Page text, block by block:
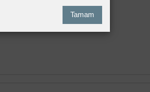
Tamam